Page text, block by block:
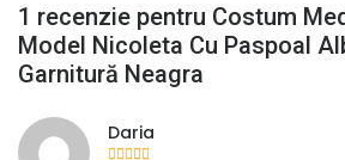
1 recenzie pentru Costum
Model Nicoleta Cu Paspoal
Garnitură Neagra
Daria